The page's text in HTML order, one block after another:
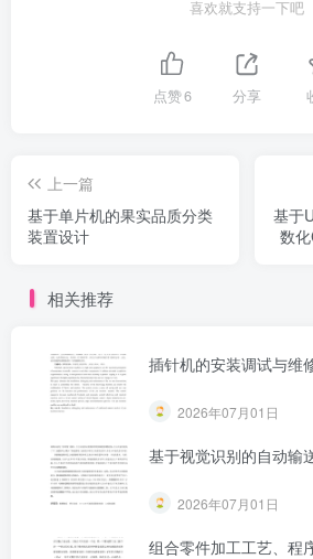
第4页 / 共63页
喜欢就支持一下吧
点赞6 分享
上一篇
基于单片机的果实品质分类
装置设计
基于
数
相关推荐
插针机的安装调试与维
2026年07月01日
基于视觉识别的自动输
2026年07月01日
组合零件加工工艺、程